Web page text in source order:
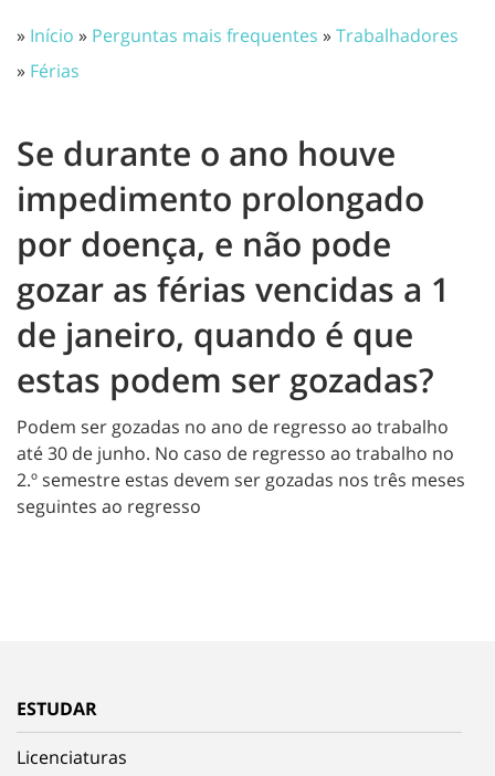
» Início » Perguntas mais frequentes »Trabalhadores
» Férias
Se durante o ano houve
impedimento prolongado
por doença, e não pode
gozar as férias vencidas a 1
de janeiro, quando é que
estas podem ser gozadas?
Podem ser gozadas no ano de regresso ao trabalho
até 30 de junho. No caso de regresso ao trabalho no
2.º semestre estas devem ser gozadas nos três meses
seguintes ao regresso
ESTUDAR
Licenciaturas